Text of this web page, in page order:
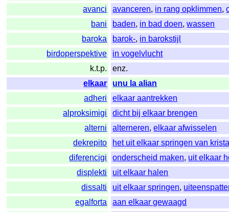
avanci
avanceren, in rang opklimmen,
bani
baden, in bad doen,wassen
baroka
barok-, in barokstijl
birdoperspektive
in vogelvlucht
k.t.p.
enz.
elkaar
unu la alian
adheri
elkaar aantrekken
alproksimigi
dicht bij elkaar brengen
alterni
alterneren,elkaar afwisselen
dekrepito
het uit elkaar springen van
diferencigi
onderscheid maken, uit elkaar
displekti
uit elkaar halen
dissalti
uit elkaar springen,
egalforta
aan elkaar gewaagd